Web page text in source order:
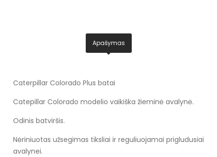
Apašymas
Caterpillar Colorado Plus batai
Catepillar Colorado modelio vaikiška žieminė avalynė.
Odinis batviršis.
Nėriniuotas užsegimas tiksliai ir reguliuojamai prigludusiai
avalynei.